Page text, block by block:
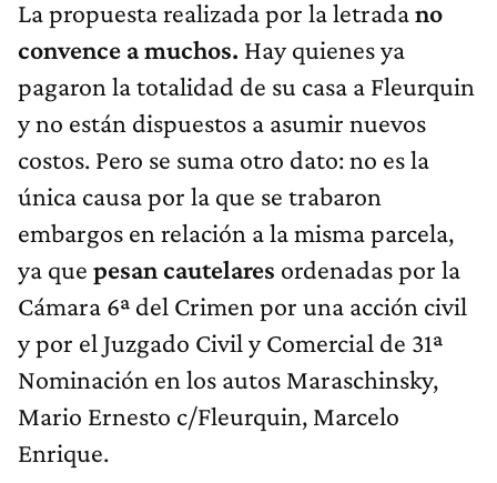
La propuesta realizada por la letradano
convence a muchos. Hay quienes ya
pagaron la totalidad de su casa a Fleurquin
y no están dispuestos a asumir nuevos
costos. Pero se suma otro dato: no es la
única causa por la que se trabaron
embargos en relación a la misma parcela,
ya que pesan cautelares ordenadas por la
Cámara 6ª del Crimen por una acción civil
y por el Juzgado Civil y Comercial de 31ª
Nominación en los autos Maraschinsky,
Mario Ernesto c/Fleurquin, Marcelo
Enrique.